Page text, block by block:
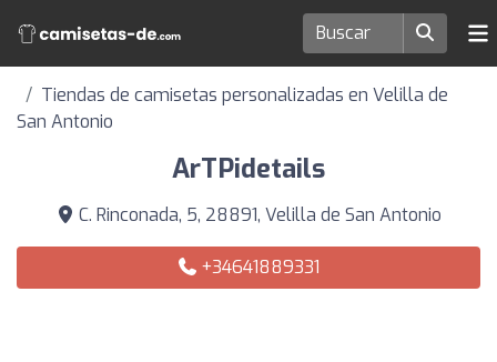
Tiendas de camisetas personalizadas en Velilla de
San Antonio
ArTPidetails
C. Rinconada, 5, 28891, Velilla de San Antonio
+34641889331